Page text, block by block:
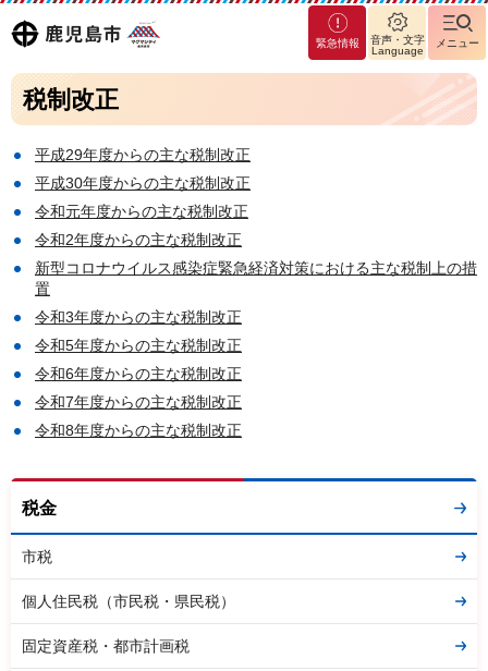
鹿児島
市
マグ
マシ
ティ
島市
緊急情報
音声・文字
Language
メニュー
税制改正
平成29年度からの主な税制改正
平成30年度からの主な税制改正
令和元年度からの主な税制改正
令和2年度からの主な税制改正
新型コロナウイルス感染症緊急経済対策における主な税制上の措
置
令和3年度からの主な税制改正
令和5年度からの主な税制改正
令和6年度からの主な税制改正
令和7年度からの主な税制改正
令和8年度からの主な税制改正
税金
市税
個人住民税（市民税・県民税）
固定資産税・都市計画税